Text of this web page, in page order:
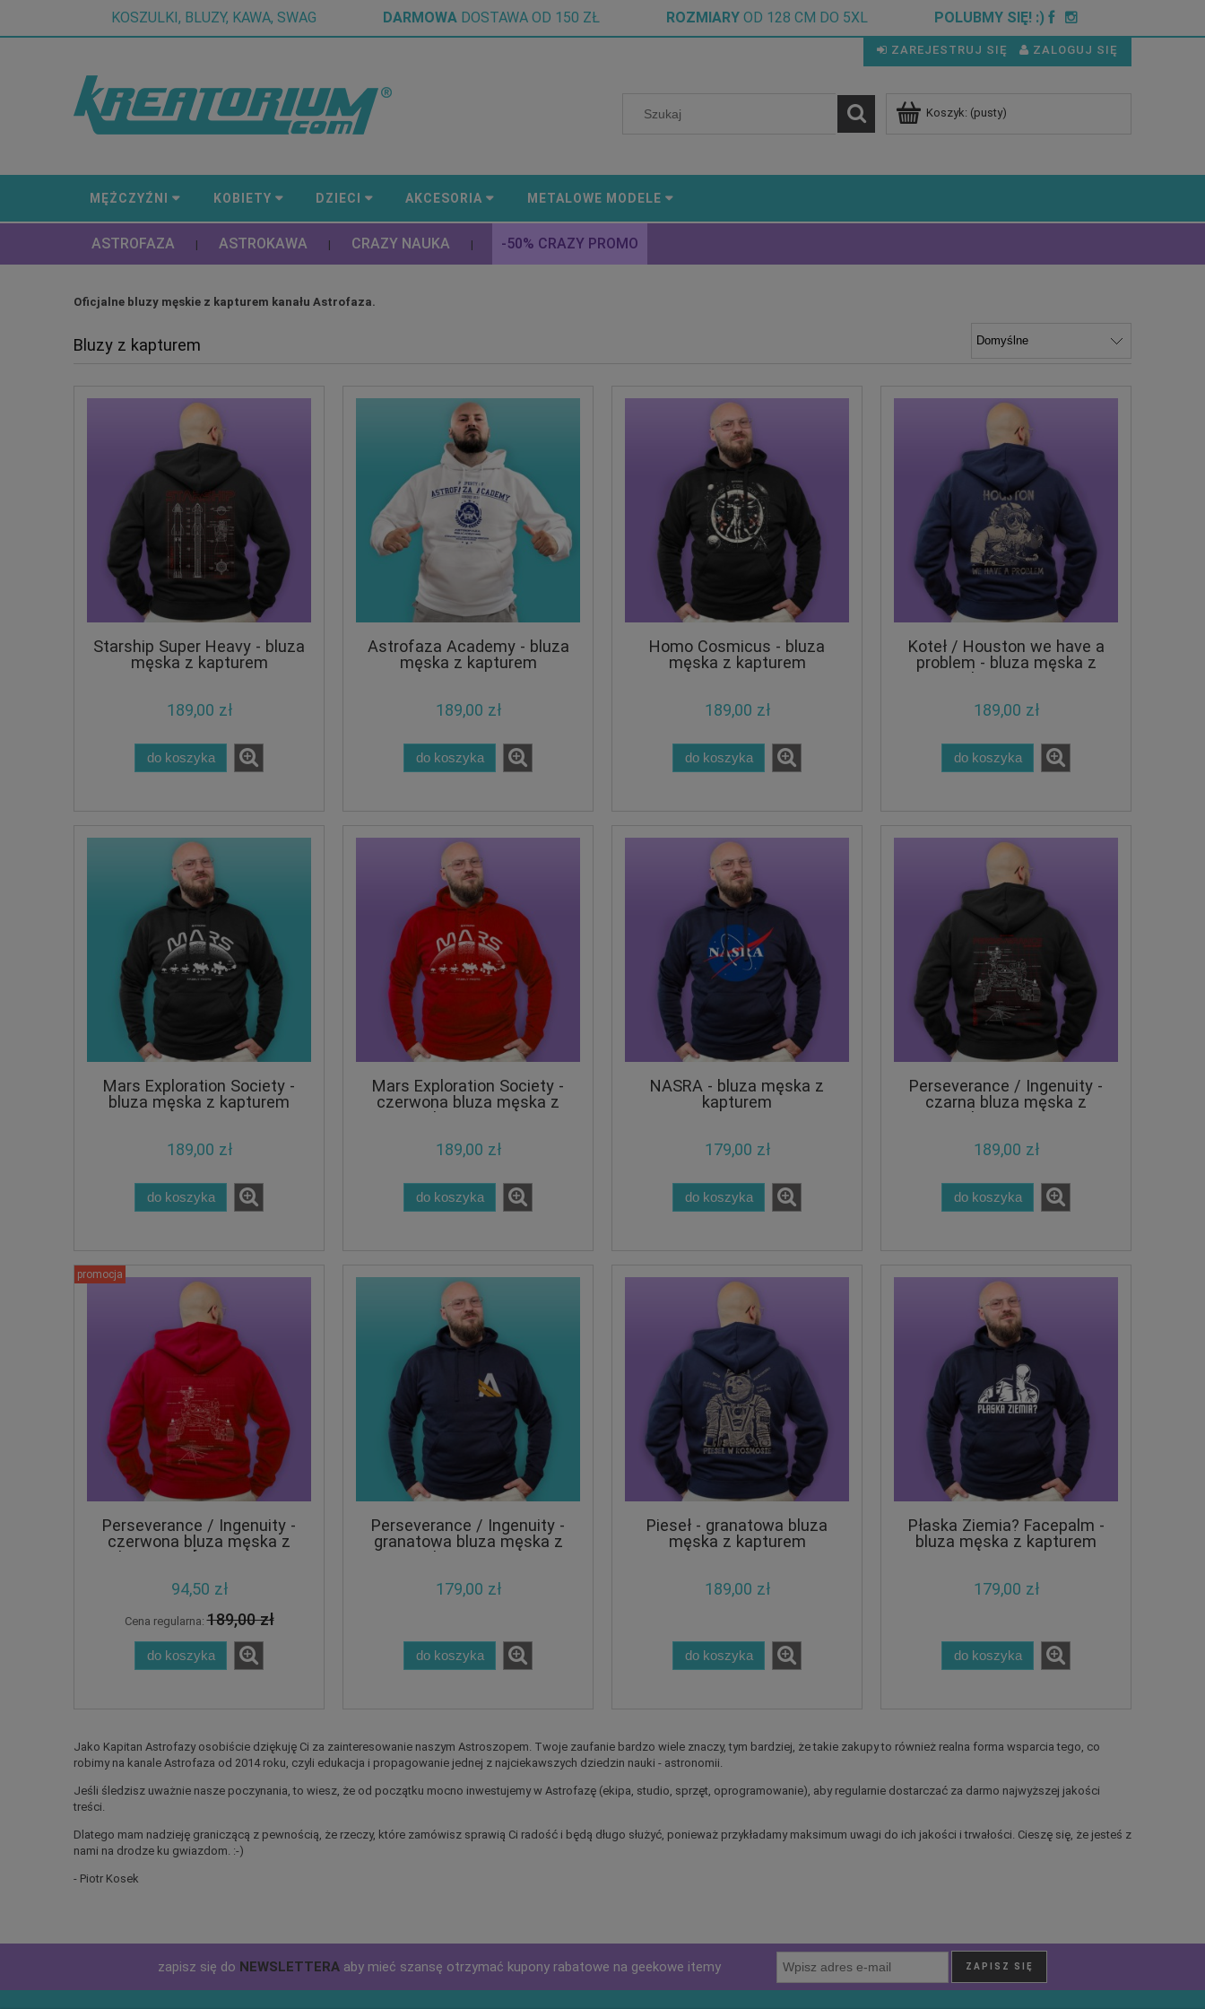
ZAREJESTRUJ SIĘ ZALOGUJ SIĘ
Koszyk: (pusty)
MĘŻCZYŹNI KOBIETY DZIECI AKCESORIA METALOWE MODELE
ASTROFAZA | ASTROKAWA | CRAZY NAUKA | -50% CRAZY PROMO
KOSZULKI, BLUZY, KAWA, SWAG DARMOWA DOSTAWA OD 150 ZŁ ROZMIARY OD 128 CM DO 5XL POLUBMY SIĘ! :)
Oficjalne bluzy męskie z kapturem kanału Astrofaza.
Bluzy z kapturem
Starship Super Heavy - bluza
męska z kapturem
189,00 zł
do koszyka
Astrofaza Academy - bluza
męska z kapturem
189,00 zł
do koszyka
Homo Cosmicus - bluza
męska z kapturem
189,00 zł
do koszyka
Koteł / Houston we have a
problem - bluza męska z
kapturem
189,00 zł
do koszyka
Mars Exploration Society -
bluza męska z kapturem
189,00 zł
do koszyka
Mars Exploration Society -
czerwona bluza męska z
kapturem
189,00 zł
do koszyka
NASRA - bluza męska z
kapturem
179,00 zł
do koszyka
Perseverance / Ingenuity -
czarna bluza męska z
kapturem
189,00 zł
do koszyka
Perseverance / Ingenuity -
czerwona bluza męska z
kapturem [ULTRA RED
94,50 zł
Cena regularna:189,00 zł
do koszyka
promocja
Perseverance / Ingenuity -
granatowa bluza męska z
kapturem
179,00 zł
do koszyka
Pieseł - granatowa bluza
męska z kapturem
189,00 zł
do koszyka
Płaska Ziemia? Facepalm -
bluza męska z kapturem
179,00 zł
do koszyka
Jako Kapitan Astrofazy osobiście dziękuję Ci za zainteresowanie naszym Astroszopem. Twoje zaufanie bardzo wiele znaczy, tym bardziej, że takie zakupy to również realna forma wsparcia tego, co
robimy na kanale Astrofaza od 2014 roku, czyli edukacja i propagowanie jednej z najciekawszych dziedzin nauki - astronomii.
Jeśli śledzisz uważnie nasze poczynania, to wiesz, że od początku mocno inwestujemy w Astrofazę (ekipa, studio, sprzęt, oprogramowanie), aby regularnie dostarczać za darmo najwyższej jakości
treści.
Dlatego mam nadzieję graniczącą z pewnością, że rzeczy, które zamówisz sprawią Ci radość i będą długo służyć, ponieważ przykładamy maksimum uwagi do ich jakości i trwałości. Cieszę się, że jesteś z
nami na drodze ku gwiazdom. :-)
- Piotr Kosek
zapisz się do NEWSLETTERAaby mieć szansę otrzymać kupony rabatowe na geekowe itemy